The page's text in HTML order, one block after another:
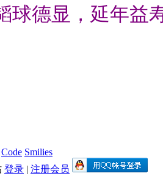
球德显，延年益
Code Smilies
登录 | 注册会员